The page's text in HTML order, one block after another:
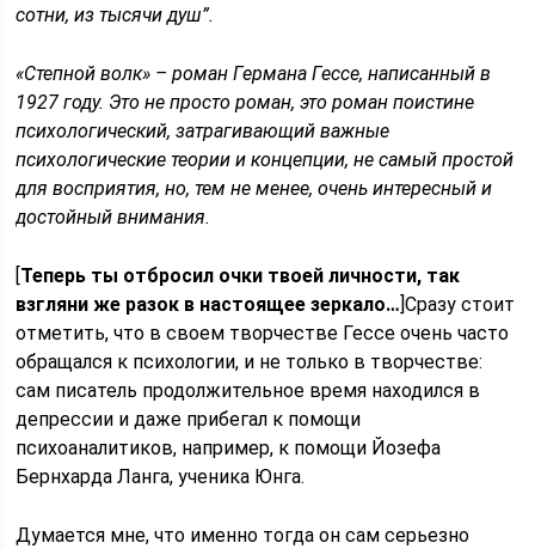
сотни, из тысячи душ”.
«Степной волк» – роман Германа Гессе, написанный в
1927 году. Это не просто роман, это роман поистине
психологический, затрагивающий важные
психологические теории и концепции, не самый простой
для восприятия, но, тем не менее, очень интересный и
достойный внимания.
Теперь ты отбросил очки твоей личности, так
взгляни же разок в настоящее зеркало… ]Сразу стоит
отметить, что в своем творчестве Гессе очень часто
обращался к психологии, и не только в творчестве:
сам писатель продолжительное время находился в
депрессии и даже прибегал к помощи
психоаналитиков, например, к помощи Йозефа
Бернхарда Ланга, ученика Юнга.
Думается мне, что именно тогда он сам серьезно